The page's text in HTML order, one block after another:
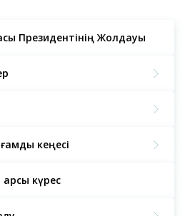
Президентінің Жолдауы
кеңесі
күрес